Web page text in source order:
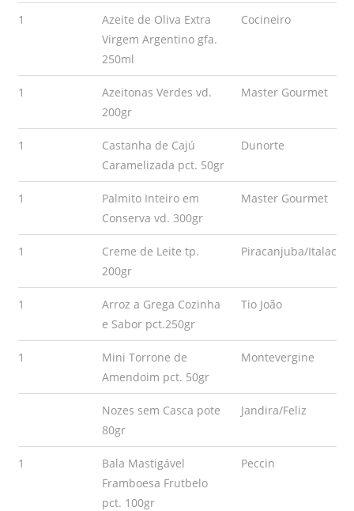
1
Azeite de Oliva Extra
Virgem Argentino gfa.
250ml
Cocineiro
1
Azeitonas Verdes vd.
200gr
Master Gourmet
1
Castanha de Cajú
Caramelizada pct. 50gr
Dunorte
1
Palmito Inteiro em
Conserva vd. 300gr
Master Gourmet
1
Creme de Leite tp.
200gr
Piracanjuba/Italac
1
Arroz a Grega Cozinha
e Sabor pct.250gr
Tio João
1
Mini Torrone de
Amendoim pct. 50gr
Montevergine
Nozes sem Casca pote
80gr
Jandira/Feliz
1
Bala Mastigável
Framboesa Frutbelo
pct. 100gr
Peccin